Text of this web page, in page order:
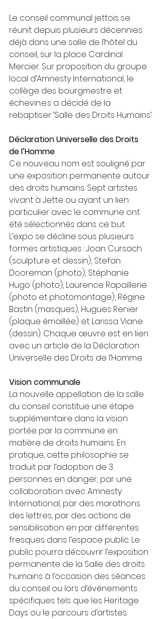
Le conseil communal jettois se
réunit depuis plusieurs décennies
déjà dans une salle de l’hôtel du
conseil, sur la place Cardinal
Mercier. Sur proposition du groupe
local d’Amnesty International, le
collège des bourgmestre et
échevin.e.s a décidé de la
rebaptiser ‘Salle des Droits Humains’.
Déclaration Universelle des Droits
de l’Homme
Ce nouveau nom est souligné par
une exposition permanente autour
des droits humains. Sept artistes
vivant à Jette ou ayant un lien
particulier avec le commune ont
été sélectionnés dans ce but.
L’expo se décline sous plusieurs
formes artistiques : Joan Cursach
(sculpture et dessin), Stefan
Dooreman (photo), Stéphanie
Hugo (photo), Laurence Rapaillerie
(photo et photomontage), Régine
Bastin (masques), Hugues Renier
(plaque émaillée) et Larissa Viane
(dessin). Chaque œuvre est en lien
avec un article de la Déclaration
Universelle des Droits de l’Homme.
Vision communale
La nouvelle appellation de la salle
du conseil constitue une étape
supplémentaire dans la vision
portée par la commune en
matière de droits humains. En
pratique, cette philosophie se
traduit par l’adoption de 3
personnes en danger, par une
collaboration avec Amnesty
International, par des marathons
des lettres, par des actions de
sensibilisation en par différentes
fresques dans l’espace public. Le
public pourra découvrir l’exposition
permanente de la Salle des droits
humains à l’occasion des séances
du conseil ou lors d’événements
spécifiques tels que les Heritage
Days ou le parcours d’artistes.